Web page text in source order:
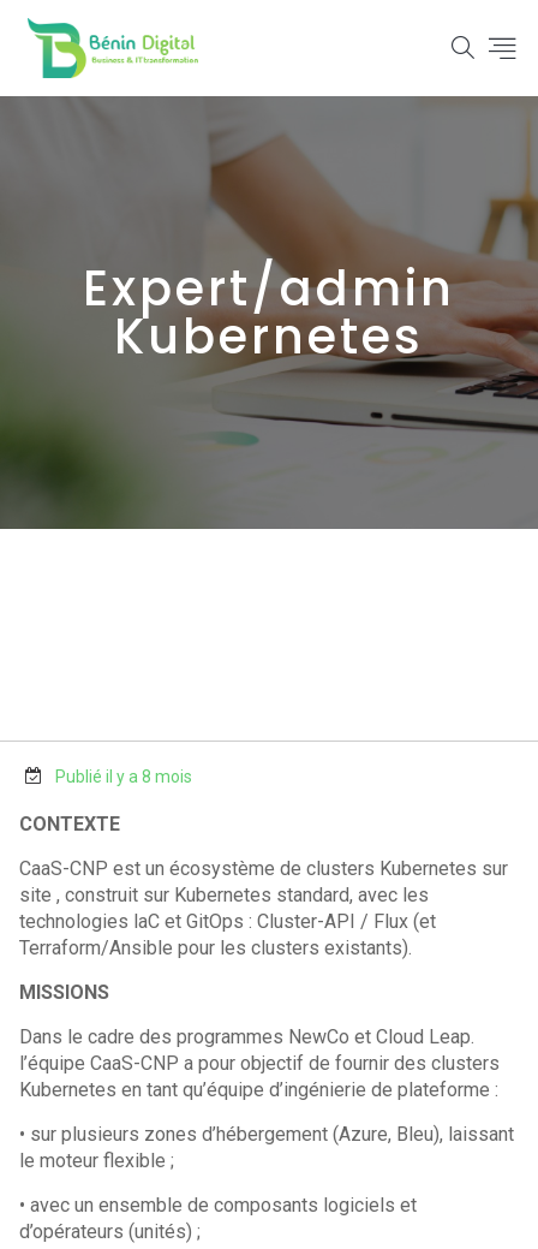
Expert/admin
Kubernetes
Publié il y a 8 mois
CONTEXTE
CaaS-CNP est un écosystème de clusters Kubernetes sur
site , construit sur Kubernetes standard, avec les
technologies laC et GitOps : Cluster-API / Flux (et
Terraform/Ansible pour les clusters existants).
MISSIONS
Dans le cadre des programmes NewCo et Cloud Leap.
l’équipe CaaS-CNP a pour objectif de fournir des clusters
Kubernetes en tant qu’équipe d’ingénierie de plateforme :
• sur plusieurs zones d’hébergement (Azure, Bleu), laissant
le moteur flexible ;
• avec un ensemble de composants logiciels et
d’opérateurs (unités) ;